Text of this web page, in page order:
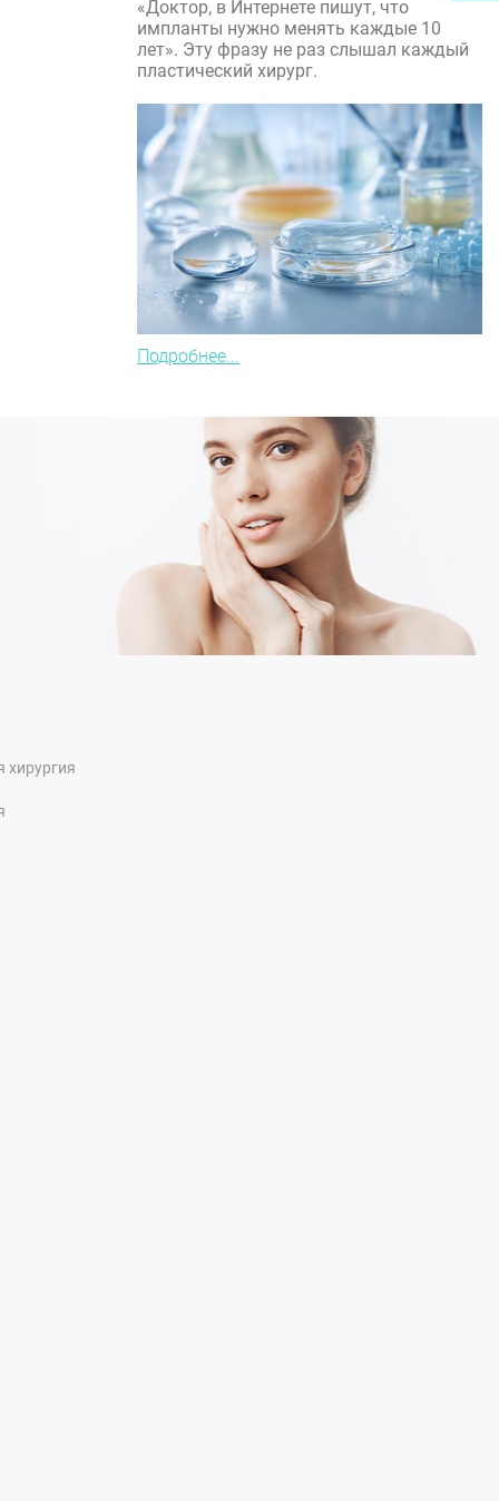
«Доктор, в Интернете пишут, что
импланты нужно менять каждые 10
лет». Эту фразу не раз слышал каждый
пластический хирург.
Подробнее...
хирургия